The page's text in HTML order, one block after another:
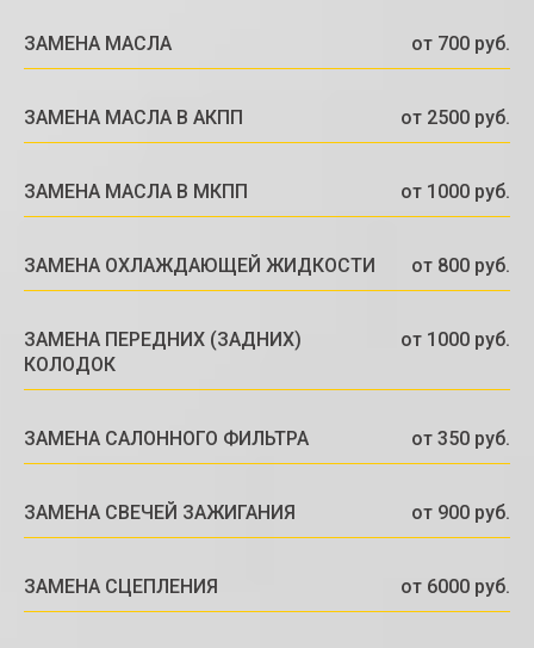
ЗАМЕНА МАСЛА от 700 руб.
ЗАМЕНА МАСЛА В АКПП от 2500 руб.
ЗАМЕНА МАСЛА В МКПП от 1000 руб.
ЗАМЕНА ОХЛАЖДАЮЩЕЙ ЖИДКОСТИ от 800 руб.
ЗАМЕНА ПЕРЕДНИХ (ЗАДНИХ)
КОЛОДОК
от 1000 руб.
ЗАМЕНА САЛОННОГО ФИЛЬТРА от 350 руб.
ЗАМЕНА СВЕЧЕЙ ЗАЖИГАНИЯ от 900 руб.
ЗАМЕНА СЦЕПЛЕНИЯ от 6000 руб.